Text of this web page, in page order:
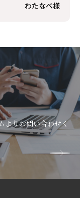
わたなべ様
よりお問い合わせく